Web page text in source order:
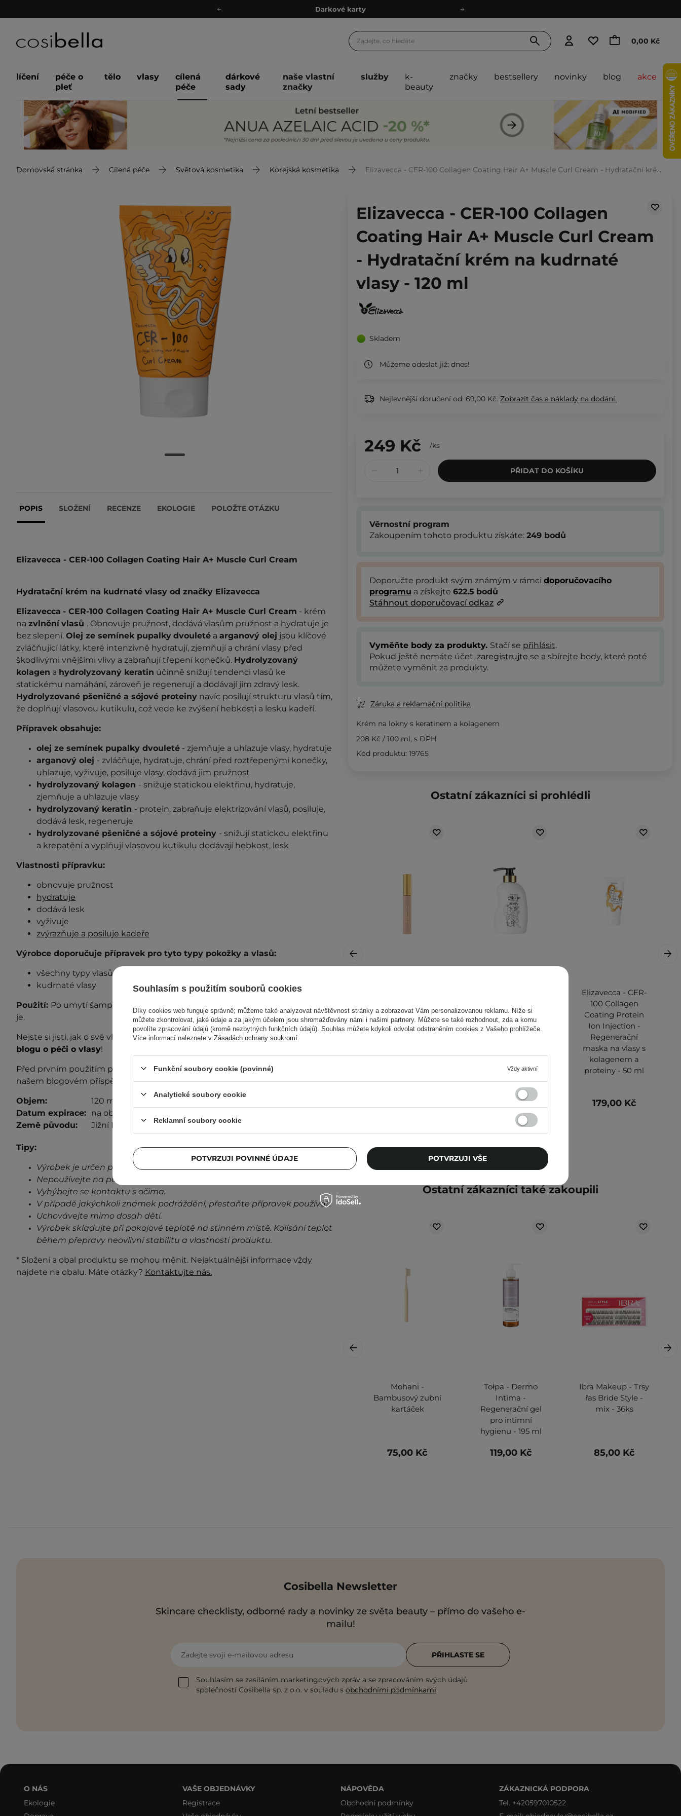
Ekologické balení
Odeslání do 24 hod.
Ekologické balení
0,00 Kč
líčení
péče o
pleť
tělo vlasy
cílená
péče
dárkové
sady
naše vlastní
značky
služby
k-
beauty
značky bestsellery novinky blog akce
Domovská stránka Cílená péče Světová kosmetika Korejská kosmetika Elizavecca - CER-100 Collagen Coating Hair A+ Muscle Curl Cream - Hydratační krém na kudrnaté vlasy - 120 ml
POPIS SLOŽENÍ RECENZE EKOLOGIE POLOŽTE OTÁZKU
Elizavecca - CER-100 Collagen Coating Hair A+ Muscle Curl Cream
Hydratační krém na kudrnaté vlasy od značky Elizavecca
Elizavecca - CER-100 Collagen Coating Hair A+ Muscle Curl Cream - krém
na zvlnění vlasů . Obnovuje pružnost, dodává vlasům pružnost a hydratuje je
bez slepení. Olej ze semínek pupalky dvouleté a arganový olej jsou klíčové
zvláčňující látky, které intenzivně hydratují, zjemňují a chrání vlasy před
škodlivými vnějšími vlivy a zabraňují třepení konečků. Hydrolyzovaný
kolagen a hydrolyzovaný keratin účinně snižují tendenci vlasů ke
statickému namáhání, zároveň je regenerují a dodávají jim zdravý lesk.
Hydrolyzované pšeničné a sójové proteiny navíc posilují strukturu vlasů tím,
že doplňují vlasovou kutikulu, což vede ke zvýšení hebkosti a lesku kadeří.
Přípravek obsahuje:
olej ze semínek pupalky dvouleté - zjemňuje a uhlazuje vlasy, hydratuje
arganový olej - zvláčňuje, hydratuje, chrání před roztřepenými konečky,
uhlazuje, vyživuje, posiluje vlasy, dodává jim pružnost
hydrolyzovaný kolagen - snižuje statickou elektřinu, hydratuje,
zjemňuje a uhlazuje vlasy
hydrolyzovaný keratin - protein, zabraňuje elektrizování vlasů, posiluje,
dodává lesk, regeneruje
hydrolyzované pšeničné a sójové proteiny - snižují statickou elektřinu
a krepatění a vyplňují vlasovou kutikulu dodávají hebkost, lesk
Vlastnosti přípravku:
obnovuje pružnost
hydratuje
dodává lesk
vyživuje
zvýrazňuje a posiluje kadeře
Výrobce doporučuje přípravek pro tyto typy pokožky a vlasů:
všechny typy vlasů
kudrnaté vlasy
Použití: Po umytí šamponem naneste přiměřené množství na vlasy a upravte
je.
Nejste si jisti, jak o své vlasy pečovat? Podívejte se na našepříspěvky na
blogu o péči o vlasy!
Před prvním použitím proveďte test snášenlivosti. Další informace najdete v
našem blogovém příspěvku
„Test snášenlivosti“.
Objem:
120 ml
Datum expirace: na obalu
Země původu:
Jižní Korea
Tipy:
Výrobek je určen pouze pro vnější použití.
Nepoužívejte na poškozenou pokožku.
Vyhýbejte se kontaktu s očima.
V případě jakýchkoli známek podráždění, přestaňte přípravek používat.
Uchovávejte mimo dosah dětí.
Výrobek skladujte při pokojové teplotě na stinném místě. Kolísání teplot
během přepravy neovlivní stabilitu a vlastnosti produktu.
* Složení a obal produktu se mohou měnit. Nejaktuálnější informace vždy
najdete na obalu. Máte otázky? Kontaktujte nás.
Elizavecca - CER-100 Collagen
Coating Hair A+ Muscle Curl Cream
- Hydratační krém na kudrnaté
vlasy - 120 ml
Skladem
Můžeme odeslat již: dnes!
Nejlevnější doručení od: 69,00 Kč. Zobrazit čas a náklady na dodání.
249 Kč /ks
PŘIDAT DO KOŠÍKU
Věrnostní program
Zakoupením tohoto produktu získáte: 249 bodů
Doporučte produkt svým známým v rámci doporučovacího
programu a získejte 622.5 bodů
Stáhnout doporučovací odkaz
Vyměňte body za produkty. Stačí se přihlásit.
Pokud ještě nemáte účet, zaregistrujte se a sbírejte body, které poté
můžete vyměnit za produkty.
Záruka a reklamační politika
Krém na lokny s keratinem a kolagenem
208 Kč / 100 ml, s DPH
Kód produktu: 19765
Ostatní zákazníci si prohlédli
Conditioner -
Veganská řasenka
Hair Muscle
Shampoo -
ml
222,00 Kč
Elizavecca - CER-
100 Collagen
Coating Protein
Ion Injection -
Regenerační
maska na vlasy s
kolagenem a
proteiny - 50 ml
179,00 Kč
Ostatní zákazníci také zakoupili
Mohani -
Bambusový zubní
kartáček
75,00 Kč
Tołpa - Dermo
Intima -
Regenerační gel
pro intimní
hygienu - 195 ml
119,00 Kč
Ibra Makeup - Trsy
řas Bride Style -
mix - 36ks
85,00 Kč
Cosibella Newsletter
Skincare checklisty, odborné rady a novinky ze světa beauty – přímo do vašeho e-
mailu!
Zadejte svoji e-mailovou adresu
Souhlasím se zasíláním marketingových zpráv a se zpracováním svých údajů
společností Cosibella sp. z o.o. v souladu s obchodními podmínkami.
PŘIHLASTE SE
O NÁS
Ekologie
VAŠE OBJEDNÁVKY
Registrace
NÁPOVĚDA
Obchodní podmínky
ZÁKAZNICKÁ PODPORA
Tel. +420597010522
Souhlasím s použitím souborů cookies
Díky cookies web funguje správně; můžeme také analyzovat návštěvnost stránky a zobrazovat Vám personalizovanou reklamu. Níže si
můžete zkontrolovat, jaké údaje a za jakým účelem jsou shromažďovány námi i našimi partnery. Můžete se také rozhodnout, zda a komu
povolíte zpracování údajů (kromě nezbytných funkčních údajů). Souhlas můžete kdykoli odvolat odstraněním cookies z Vašeho prohlížeče.
Více informací naleznete v Zásadách ochrany soukromí
Funkční soubory cookie (povinné) Vždy aktivní
Analytické soubory cookie
Reklamní soubory cookie
POTVRZUJI POVINNÉ ÚDAJE POTVRZUJI VŠE